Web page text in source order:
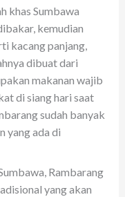
khas Sumbawa
kemudian
kacang panjang,
dibuat dari
makanan wajib
di siang hari saat
sudah banyak
yang ada di
Rambarang
yang akan